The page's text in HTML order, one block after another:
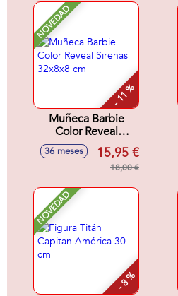
NOVEDAD
- 11 %
Muñeca Barbie
Color Reveal
Sirenas 32x8x8 cm
36 meses 15,95 €
18,00 €
NOVEDAD
- 8 %